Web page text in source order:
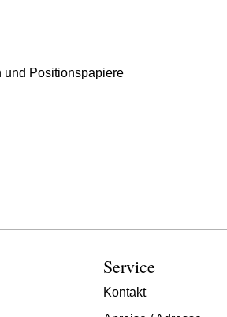
und Positionspapiere
Service
Kontakt